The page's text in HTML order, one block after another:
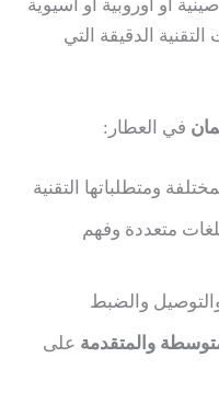
أو أوروبية أو آسيوية
الدقيقة التي
في العطار:
ومتطلباتها التقنية
متعددة وفهم
والضبط
والمتقدمة على